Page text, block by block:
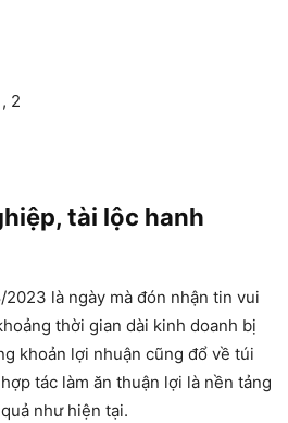
2
tài lộc hanh
là ngày mà đón nhận tin vui
thời gian dài kinh doanh bị
khoản lợi nhuận cũng đổ về túi
tác làm ăn thuận lợi là nền tảng
như hiện tại.